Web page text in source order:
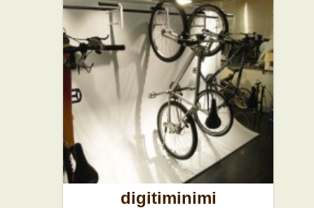
スイーツ
ズ レスト
ラン
西洋料理
digitiminimi